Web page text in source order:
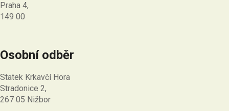
Praha 4,
149 00
Osobní odběr
Statek Krkavčí Hora
Stradonice 2,
267 05 Nižbor